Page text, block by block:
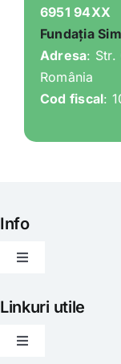
6951 94XX
Fundația
Adresa: Str.
România
Cod fiscal:
Info
Toggle
Articole
Linkuri utile
Toggle